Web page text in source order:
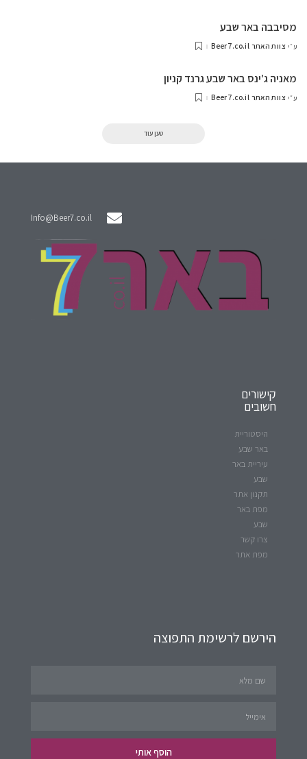
מסיבבה באר שבע
ע״י צוות האתר Beer7.co.il
מאניה ג'ינס באר שבע גרנד קניון
ע״י צוות האתר Beer7.co.il
טען עוד
Info@Beer7.co.il
קישורים
חשובים
היסטוריית
באר שבע
עיריית באר
שבע
תקנון אתר
מפת באר
שבע
צרו קשר
מפת אתר
הירשם לרשימת התפוצה
הוסף אותי